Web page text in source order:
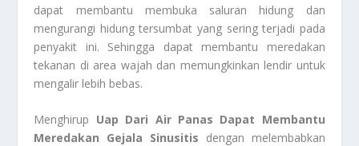
dapat membantu membuka saluran hidung dan
mengurangi hidung tersumbat yang sering terjadi pada
penyakit ini. Sehingga dapat membantu meredakan
tekanan di area wajah dan memungkinkan lendir untuk
mengalir lebih bebas.
Menghirup Uap Dari Air Panas Dapat Membantu
Meredakan Gejala Sinusitis dengan melembabkan